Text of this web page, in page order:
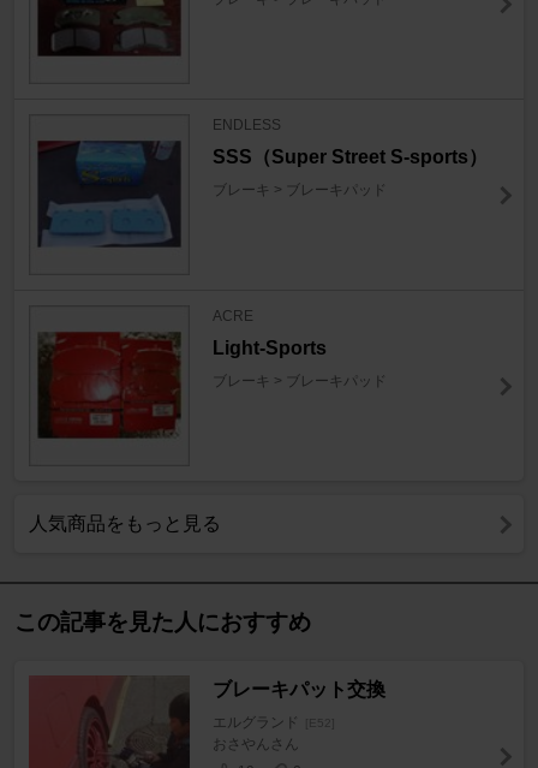
ENDLESS
SSS（Super Street S-sports）
ブレーキ > ブレーキパッド
ACRE
Light-Sports
ブレーキ > ブレーキパッド
人気商品をもっと見る
この記事を見た人におすすめ
ブレーキパット交換
エルグランド [E52]
おさやんさん